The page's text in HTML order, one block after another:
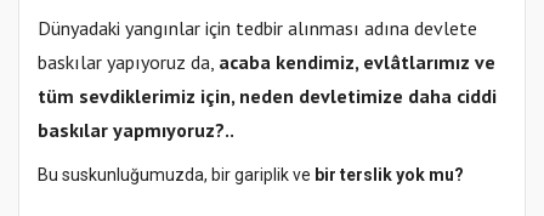
Dünyadaki yangınlar için tedbir alınması adına devlete
baskılar yapıyoruz da, acaba kendimiz, evlâtlarımız ve
tüm sevdiklerimiz için, neden devletimize daha ciddi
baskılar yapmıyoruz?..
Bu suskunluğumuzda, bir gariplik ve bir terslik yok mu?